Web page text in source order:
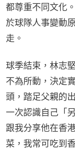
都尊重不同文化
於球隊人事變動
走。
球季結束，林志
不為所動，決定
頭，踏足父親的
一次認識自己「
跟我分享他在香
菜，我常可吃到